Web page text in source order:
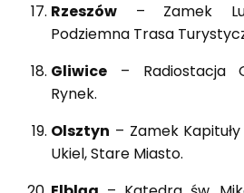
Rzeszów – Zamek
Podziemna Trasa
Gliwice – Radiostacja
Rynek.
Olsztyn – Zamek
Ukiel, Stare Miasto.